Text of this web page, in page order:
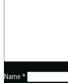
Name *